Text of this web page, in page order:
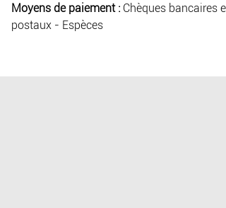
Moyens de paiement : Chèques bancaires
postaux - Espèces